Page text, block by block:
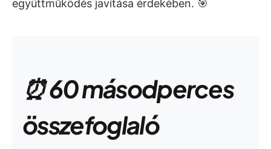
együttműködés javítása érdekében. 🎯
⏰ 60 másodperces
összefoglaló